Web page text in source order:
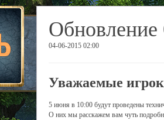
Обновление
04-06-2015 02:00
Уважаемые
5 июня в 10:00 будут проведены
О них мы расскажем вам чуть